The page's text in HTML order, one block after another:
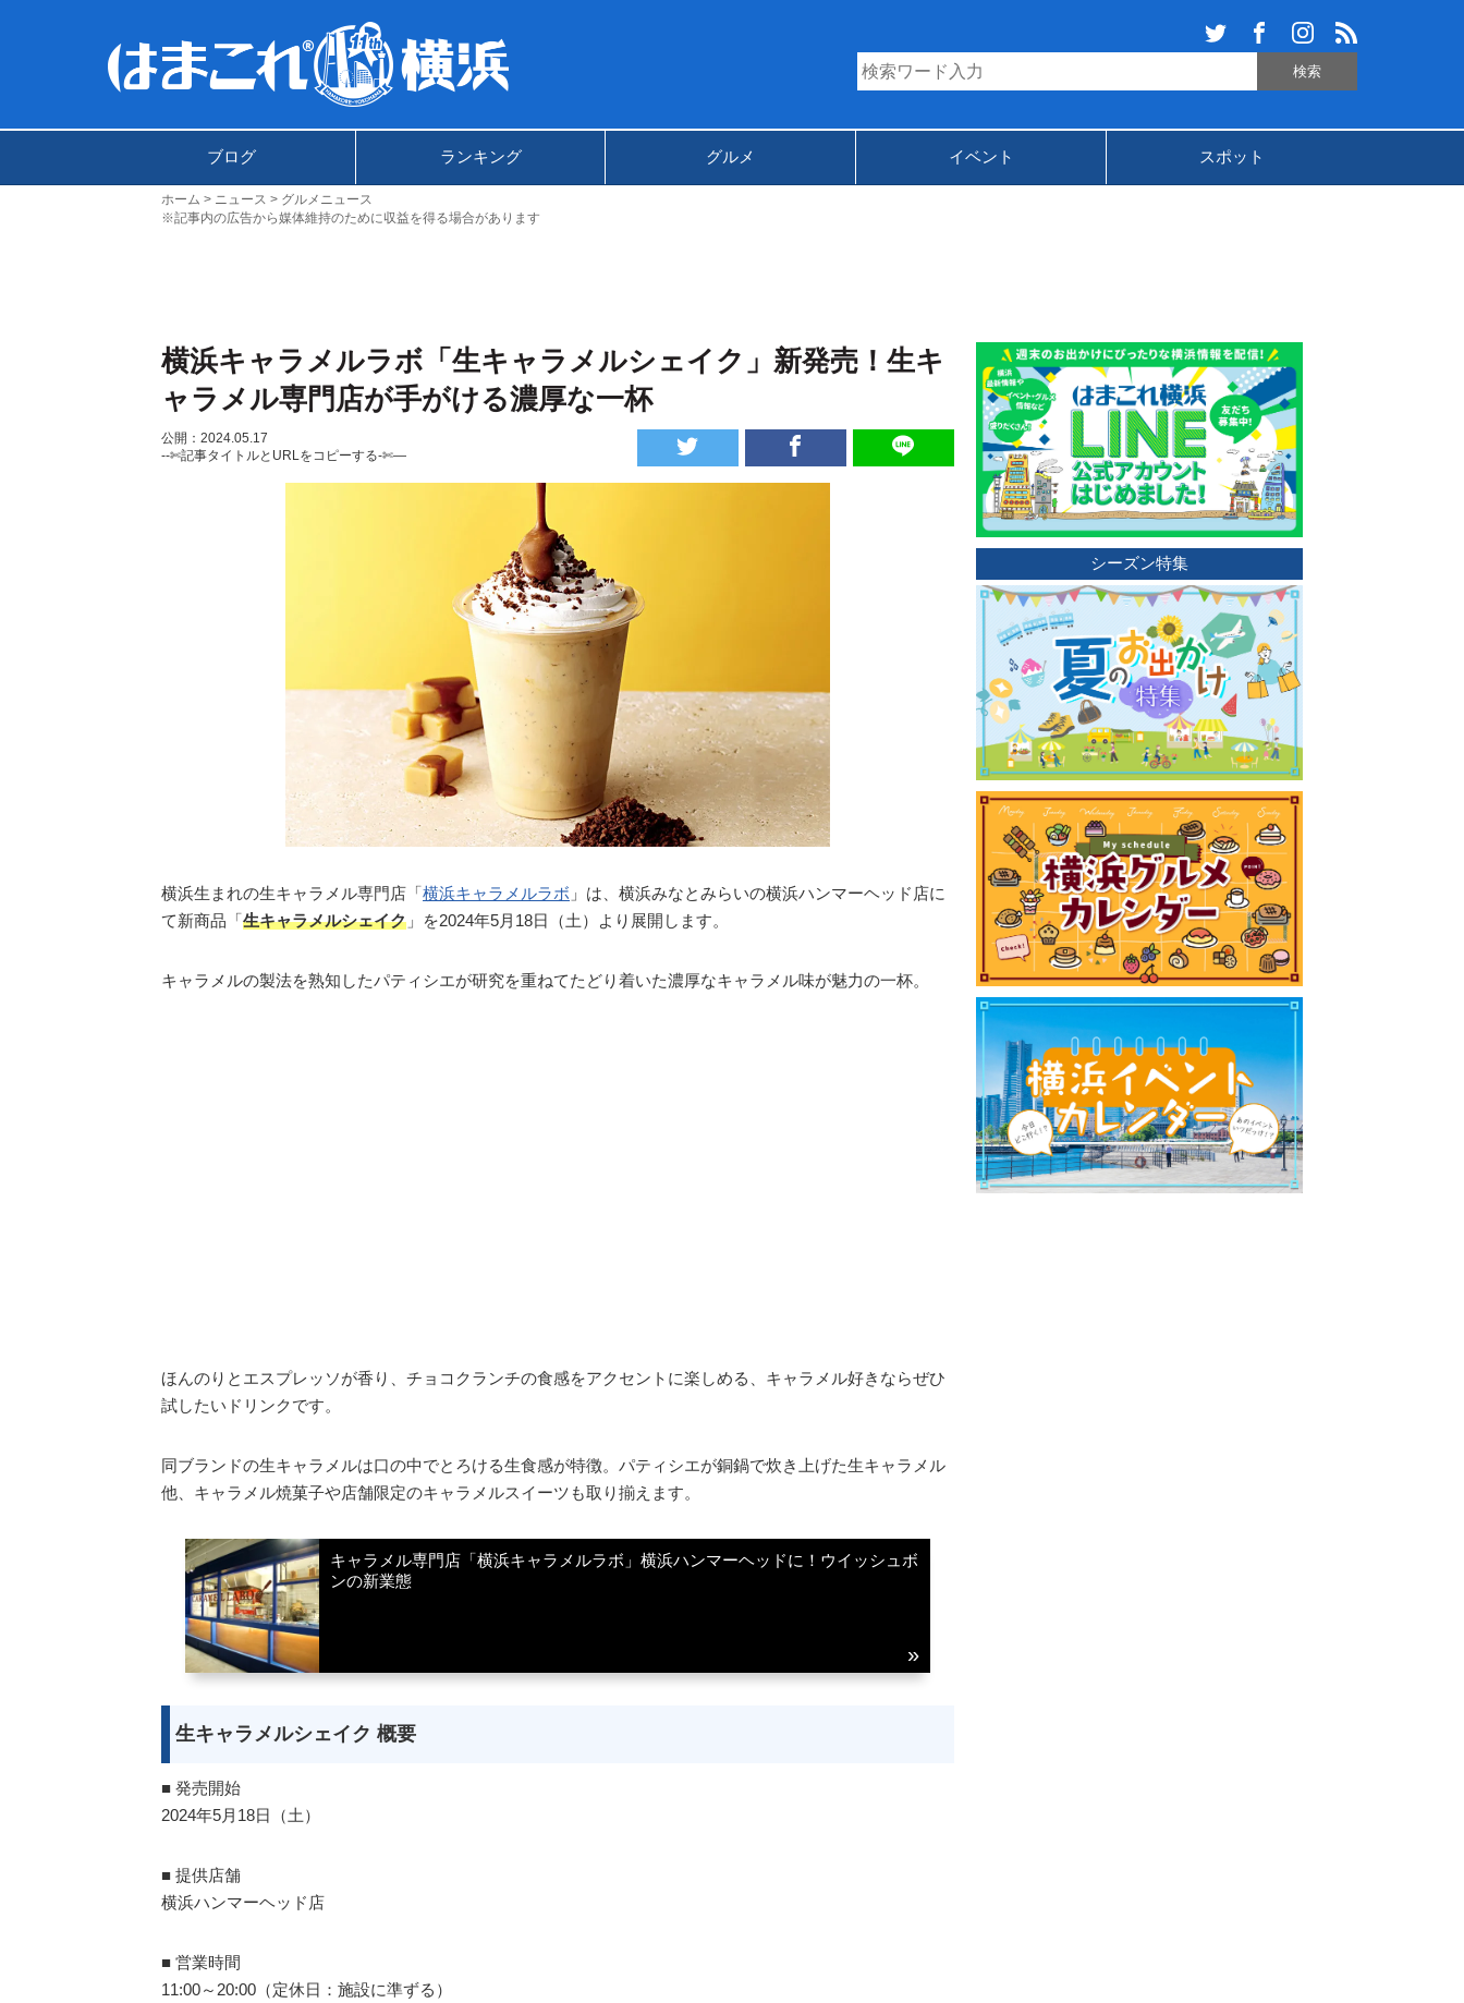
ブログ ランキング グルメ イベント スポット
ホーム ニュース
グルメニュース
※記事内の広告から媒体維持のために収益を得る場合があります
横浜キャラメルラボ「生キャラメルシェイク」新発売！生キ
ャラメル専門店が手がける濃厚な一杯
公開：2024.05.17
--✄記事タイトルとURLをコピーする-✄—
横浜生まれの生キャラメル専門店「横浜キャラメルラボ 」は、横浜みなとみらいの横浜ハンマーヘッド店に
て新商品「生キャラメルシェイク 」を2024年5月18日（土）より展開します。
キャラメルの製法を熟知したパティシエが研究を重ねてたどり着いた濃厚なキャラメル味が魅力の一杯。
ほんのりとエスプレッソが香り、チョコクランチの食感をアクセントに楽しめる、キャラメル好きならぜひ
試したいドリンクです。
同ブランドの生キャラメルは口の中でとろける生食感が特徴。パティシエが銅鍋で炊き上げた生キャラメル
他、キャラメル焼菓子や店舗限定のキャラメルスイーツも取り揃えます。
キャラメル専門店「横浜キャラメルラボ」横浜ハンマーヘッドに！ウイッシュボ
ンの新業態
生キャラメルシェイク 概要
■ 発売開始
2024年5月18日（土）
■ 提供店舗
横浜ハンマーヘッド店
■ 営業時間
11:00～20:00（定休日：施設に準ずる）
シーズン特集